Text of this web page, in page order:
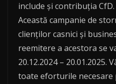
include și contribuția CfD.
Această campanie de
clienților casnici și
reemitere a acestora se
20.12.2024 – 20.01.2025.
toate eforturile